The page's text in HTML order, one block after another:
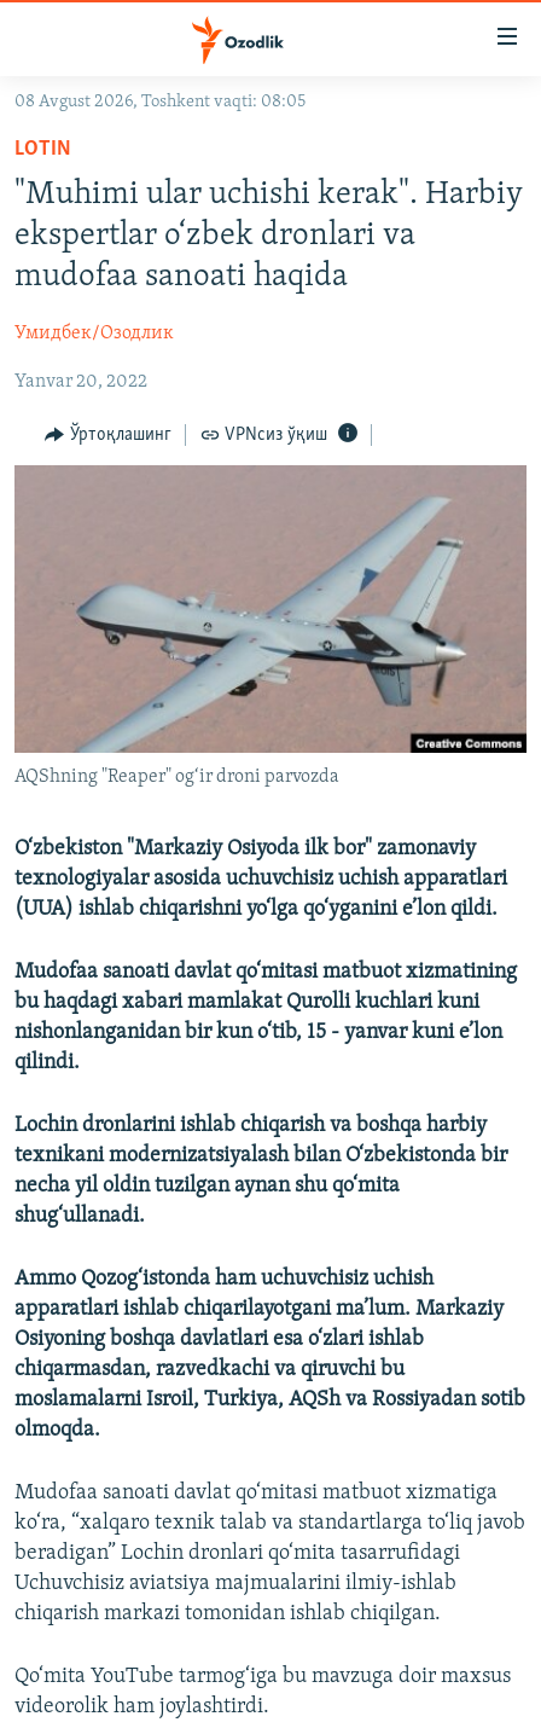
Асосий
навигацияга
ўтинг
Қидиришга
ўтинг
OZODVIDEO
OZODARXIV
На русском
ИЖТИМОИЙ ТАРМОҚЛАР
08 Avgust 2026, Toshkent vaqti: 08:05
LOTIN
"Muhimi ular uchishi kerak". Harbiy
ekspertlar o‘zbek dronlari va
mudofaa sanoati haqida
Умидбек/Озодлик
Yanvar 20, 2022
Ўртоқлашинг VPNсиз ўқиш
AQShning "Reaper" og‘ir droni parvozda
O‘zbekiston "Markaziy Osiyoda ilk bor" zamonaviy
texnologiyalar asosida uchuvchisiz uchish apparatlari
(UUA) ishlab chiqarishni yo‘lga qo‘yganini e’lon qildi.
Mudofaa sanoati davlat qo‘mitasi matbuot xizmatining
bu haqdagi xabari mamlakat Qurolli kuchlari kuni
nishonlanganidan bir kun o‘tib, 15 - yanvar kuni e’lon
qilindi.
Lochin dronlarini ishlab chiqarish va boshqa harbiy
texnikani modernizatsiyalash bilan O‘zbekistonda bir
necha yil oldin tuzilganaynan shu qo‘mita
shug‘ullanadi.
Ammo Qozog‘istonda ham uchuvchisiz uchish
apparatlari ishlab chiqarilayotgani ma’lum. Markaziy
Osiyoning boshqa davlatlari esa o‘zlari ishlab
chiqarmasdan, razvedkachi va qiruvchi bu
moslamalarni Isroil, Turkiya, AQSh va Rossiyadan sotib
olmoqda.
Mudofaa sanoati davlat qo‘mitasi matbuot xizmatiga
ko‘ra, “xalqaro texnik talab va standartlarga to‘liq javob
beradigan” Lochin dronlari qo‘mita tasarrufidagi
Uchuvchisiz aviatsiya majmualarini ilmiy-ishlab
chiqarish markazi tomonidan ishlab chiqilgan.
Qo‘mita YouTube tarmog‘iga bu mavzuga doir maxsus
videorolik ham joylashtirdi.